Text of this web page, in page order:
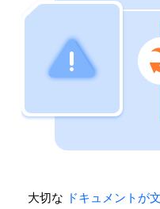
大切な ドキュメントが